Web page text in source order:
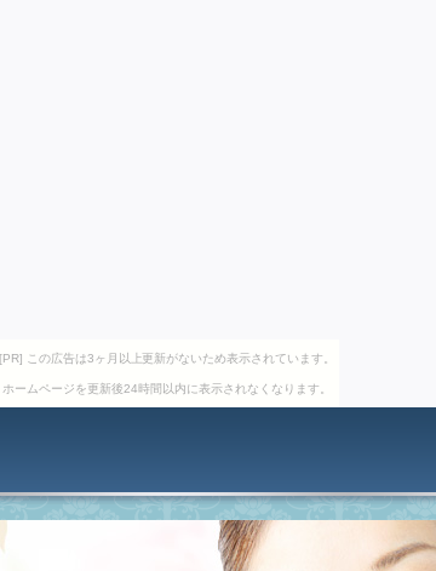
[PR] この広告は3ヶ月以上更新がないため表示されています。
ホームページを更新後24時間以内に表示されなくなります。